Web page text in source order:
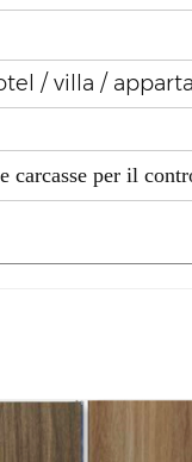
/ villa /
carcasse per il